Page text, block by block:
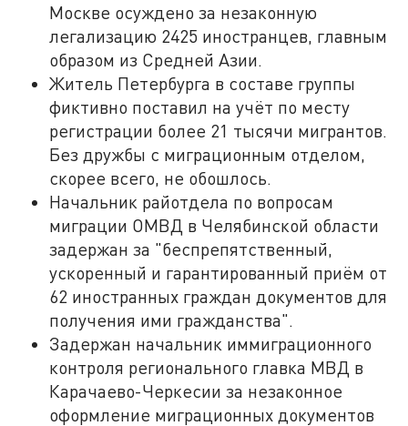
Москве осуждено за незаконную
легализацию 2425 иностранцев, главным
образом из Средней Азии.
Житель Петербурга в составе группы
фиктивно поставил на учёт по месту
регистрации более 21 тысячи мигрантов.
Без дружбы с миграционным отделом,
скорее всего, не обошлось.
Начальник райотдела по вопросам
миграции ОМВД в Челябинской области
задержан за "беспрепятственный,
ускоренный и гарантированный приём от
62 иностранных граждан документов для
получения ими гражданства".
Задержан начальник иммиграционного
контроля регионального главка МВД в
Карачаево-Черкесии за незаконное
оформление миграционных документов